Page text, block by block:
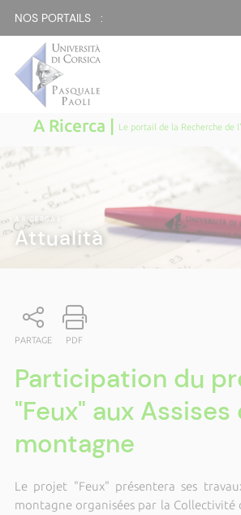
NOS PORTAILS :
A Ricerca | Le portail de la Recherche de
A RICERCA
Attualità
PARTAGE PDF
Participation du
"Feux" aux Assises
montagne
Le projet "Feux" présentera ses
montagne organisées par la Collectivité